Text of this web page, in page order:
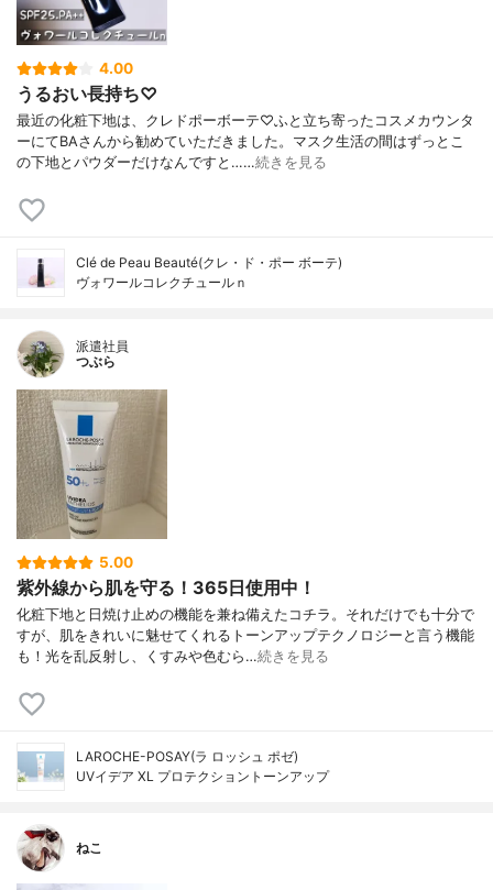
4.00
うるおい長持ち♡
最近の化粧下地は、クレドポーボーテ♡ふと立ち寄ったコスメカウンタ
ーにてBAさんから勧めていただきました。マスク生活の間はずっとこ
の下地とパウダーだけなんですと……続きを見る
Clé de Peau Beauté(クレ・ド・ポー ボーテ)
ヴォワールコレクチュールｎ
派遣社員
つぶら
5.00
紫外線から肌を守る！365日使用中！
化粧下地と日焼け止めの機能を兼ね備えたコチラ。それだけでも十分で
すが、肌をきれいに魅せてくれるトーンアップテクノロジーと言う機能
も！光を乱反射し、くすみや色むら…続きを見る
LAROCHE-POSAY(ラ ロッシュ ポゼ)
UVイデア XL プロテクショントーンアップ
ねこ